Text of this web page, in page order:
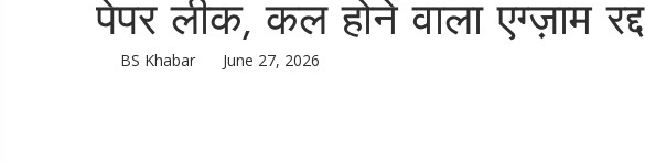
पेपर लीक, कल होने वाला एग्ज़ाम रद्द
BS Khabar June 27, 2026